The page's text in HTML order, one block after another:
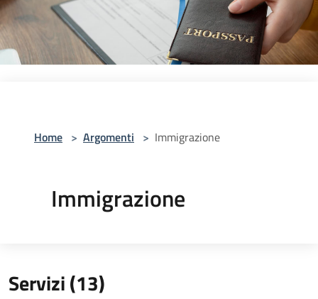
Home > Argomenti > Immigrazione
Immigrazione
Servizi (13)